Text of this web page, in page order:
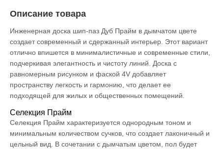
Описание товара
Инженерная доска шип-паз Дуб Прайм в дымчатом цвете
создает современный и сдержанный интерьер. Этот вариант
отлично впишется в минималистичные и современные стили,
подчеркивая элегантность и чистоту линий. Доска с
равномерным рисунком и фаской 4V добавляет
пространству легкость и гармонию, что делает ее
подходящей для жилых и общественных помещений.
Селекция Прайм
Селекция Прайм характеризуется однородным тоном и
минимальным количеством сучков, что создает лаконичный и
цельный вид. В сочетании с дымчатым цветом, пол будет